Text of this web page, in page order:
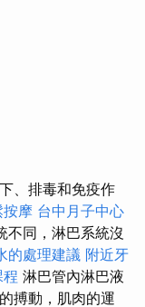
、排毒和免疫作
按摩 台中月子中心
不同，淋巴系統沒
的處理建議 附近牙
淋巴管內淋巴液
搏動，肌肉的運